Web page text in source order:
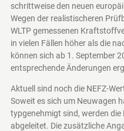
schrittweise den neuen
Wegen der realistischeren
WLTP gemessenen
in vielen Fällen höher als die
können sich ab 1. September
entsprechende Änderungen
Aktuell sind noch die NEFZ-
Soweit es sich um Neuwagen
typgenehmigt sind, werden die
abgeleitet. Die zusätzliche